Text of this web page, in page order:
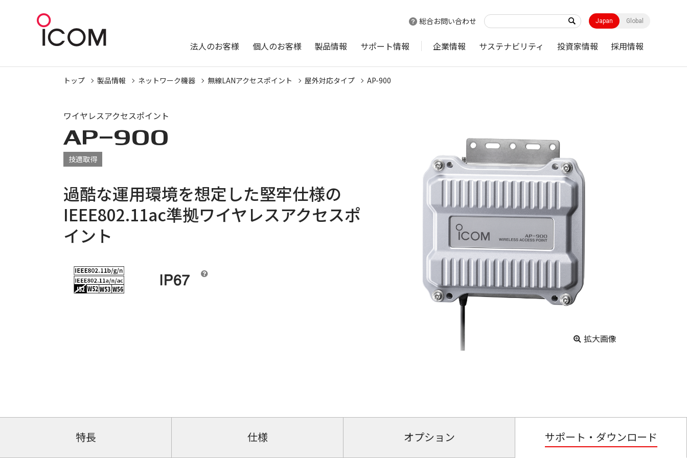
総合お問い合わせ Japan Global
法人のお客様 個人のお客様 製品情報 サポート情報 企業情報 サステナビリティ 投資家情報 採用情報
トップ 製品情報 ネットワーク機器 無線LANアクセスポイント 屋外対応タイプ AP-900
ワイヤレスアクセスポイント
AP-900
技適取得
過酷な運用環境を想定した堅牢仕様の
IEEE802.11ac準拠ワイヤレスアクセスポ
イント
拡大画像
特長 仕様 オプション サポート・ダウンロード